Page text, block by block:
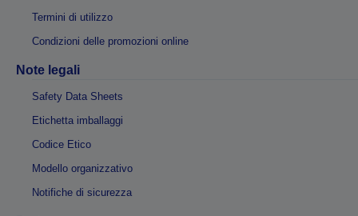
Termini di utilizzo
Condizioni delle promozioni online
Note legali
Safety Data Sheets
Etichetta imballaggi
Codice Etico
Modello organizzativo
Notifiche di sicurezza